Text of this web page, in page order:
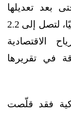
بعد تعديلها
بالخفض بمقدار 220 ألف برميل يوميًا، لتصل إلى 2.2
الاقتصادية
في تقريرها
فقد قلّصت